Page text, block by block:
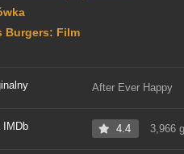
Burgers: Film
After Ever Happy
IMDb 4.4 3,966